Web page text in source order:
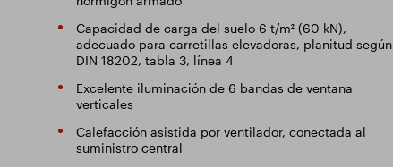
Capacidad de carga del suelo 6 t/m² (60 kN),
adecuado para carretillas elevadoras, planitud según
DIN 18202, tabla 3, línea 4
Excelente iluminación de 6 bandas de ventana
verticales
Calefacción asistida por ventilador, conectada al
suministro central